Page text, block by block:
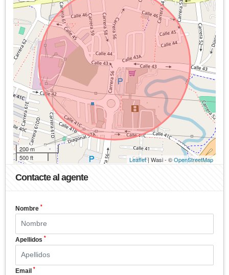
200 m
500 ft
Leaflet| Wasi - ©OpenStreetMap
Contacte al agente
Nombre *
Apellidos *
Email *